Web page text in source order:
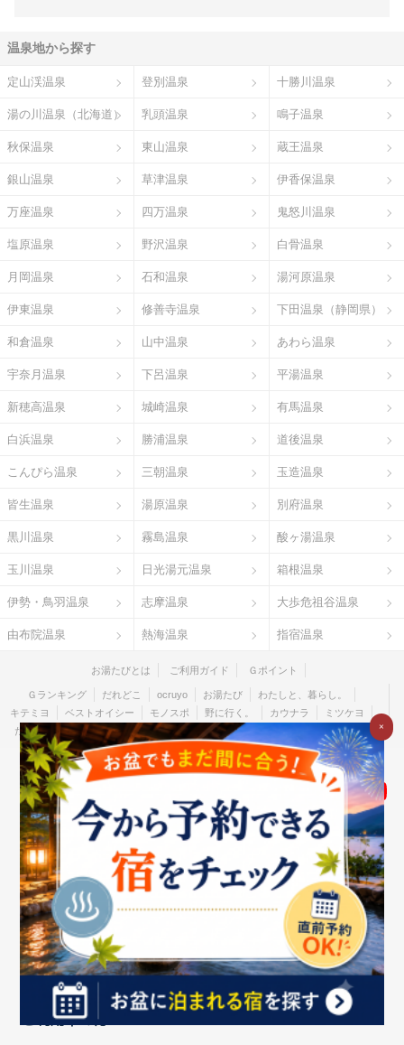
温泉地から探す
定山渓温泉 登別温泉 十勝川温泉
湯の川温泉（北海道） 乳頭温泉 鳴子温泉
秋保温泉 東山温泉 蔵王温泉
銀山温泉 草津温泉 伊香保温泉
万座温泉 四万温泉 鬼怒川温泉
塩原温泉 野沢温泉 白骨温泉
月岡温泉 石和温泉 湯河原温泉
伊東温泉 修善寺温泉 下田温泉（静岡県）
和倉温泉 山中温泉 あわら温泉
宇奈月温泉 下呂温泉 平湯温泉
新穂高温泉 城崎温泉 有馬温泉
白浜温泉 勝浦温泉 道後温泉
こんぴら温泉 三朝温泉 玉造温泉
皆生温泉 湯原温泉 別府温泉
黒川温泉 霧島温泉 酸ヶ湯温泉
玉川温泉 日光湯元温泉 箱根温泉
伊勢・鳥羽温泉 志摩温泉 大歩危祖谷温泉
由布院温泉 熱海温泉 指宿温泉
お湯たびとは ご利用ガイド Ｇポイント
Ｇランキング だれどこ ocruyo お湯たび
わたしと、暮らし。
キテミヨ
ベストオイシー モノスポ 野に行く。 カウナラ
ミツケヨ
たびゆかし
Ｇ-Ranking 推し活 食pin by Ｇ-Ranking ハーブ酒のススメ
個人のお客さま
法人のお客さま
企業情報
ご利用中の方
×